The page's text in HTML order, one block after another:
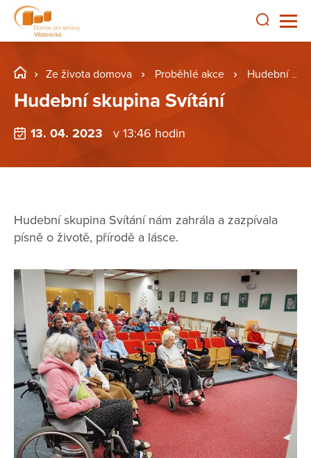
Ze života domova Proběhlé akce Hudební skupina Svítání
Hudební skupina Svítání
13. 04. 2023 v 13:46 hodin
Hudební skupina Svítání nám zahrála a zazpívala
písně o životě, přírodě a lásce.